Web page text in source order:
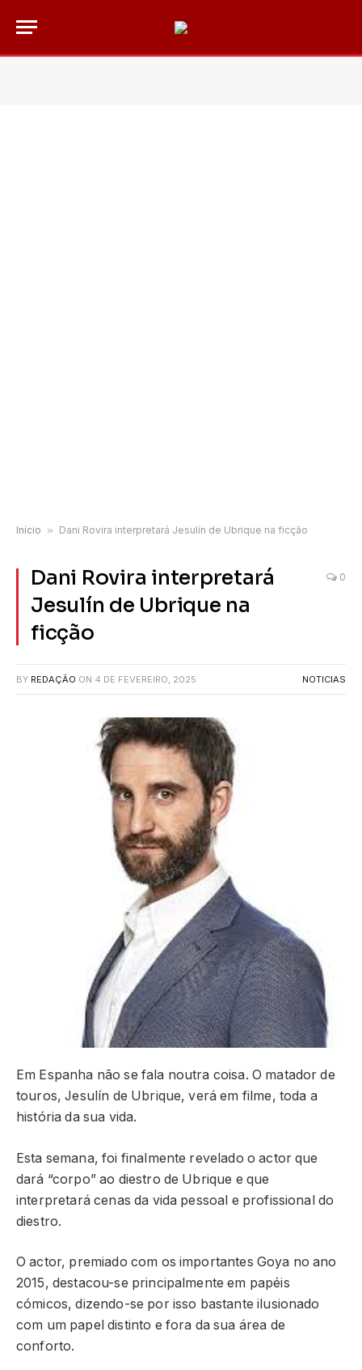
Início » Dani Rovira interpretará Jesulín de Ubrique na ficção
Dani Rovira interpretará
Jesulín de Ubrique na
ficção
0
BY REDAÇÃO ON 4 DE FEVEREIRO, 2025 NOTICIAS
Em Espanha não se fala noutra coisa. O matador de
touros, Jesulín de Ubrique, verá em filme, toda a
história da sua vida.
Esta semana, foi finalmente revelado o actor que
dará “corpo” ao diestro de Ubrique e que
interpretará cenas da vida pessoal e profissional do
diestro.
O actor, premiado com os importantes Goya no ano
2015, destacou-se principalmente em papéis
cómicos, dizendo-se por isso bastante ilusionado
com um papel distinto e fora da sua área de
conforto.